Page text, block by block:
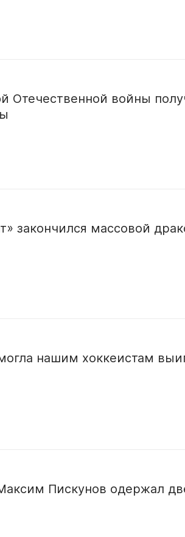
Отечественной войны
закончился массовой
нашим хоккеистам
Пискунов одержал